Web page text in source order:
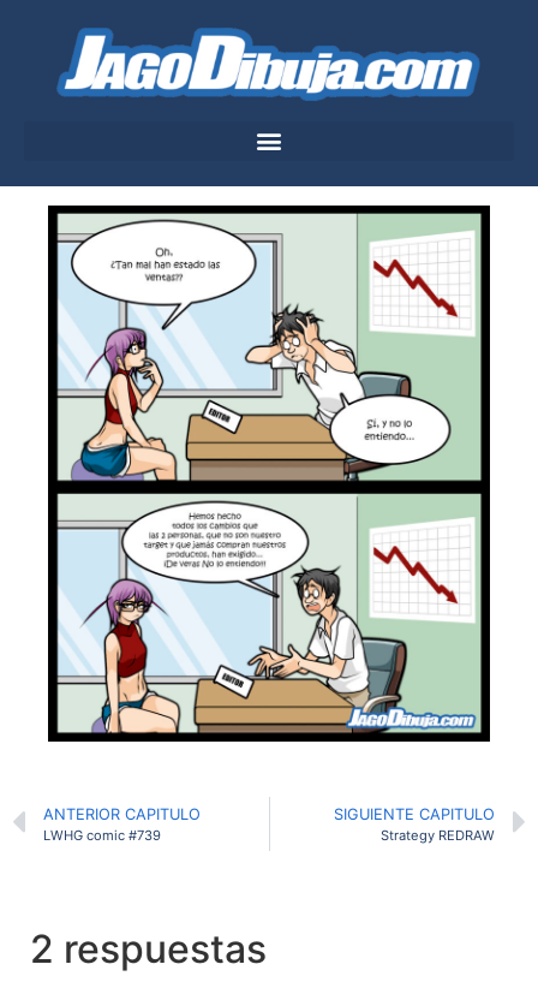
ANTERIOR CAPITULO
LWHG comic #739
SIGUIENTE CAPITULO
Strategy REDRAW
2 respuestas